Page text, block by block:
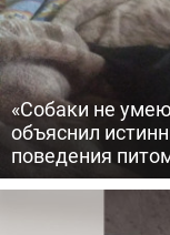
«Собаки не
объяснил
поведения